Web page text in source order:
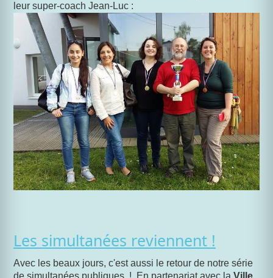
leur super-coach Jean-Luc :
Les simultanées reviennent !
Avec les beaux jours, c'est aussi le retour de notre série